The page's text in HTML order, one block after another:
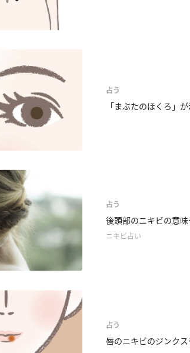
占う
「まぶたのほくろ」
占う
後頭部のニキビの意味
ニキビ占い
占う
唇のニキビのジンク